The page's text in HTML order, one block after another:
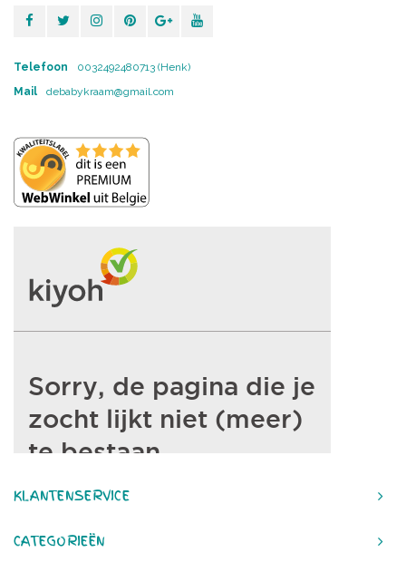
Telefoon
0032492480713 (Henk)
Mail
debabykraam@gmail.com
KLANTENSERVICE
CATEGORIEËN